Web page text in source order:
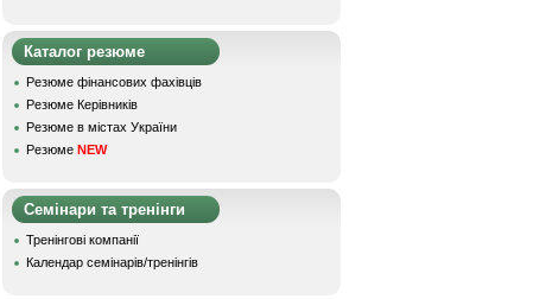
Каталог резюме
Резюме фінансових фахівців
Резюме Керівників
Резюме в містах України
Резюме NEW
Семінари та тренінги
Тренінгові компанії
Календар семінарів/тренінгів